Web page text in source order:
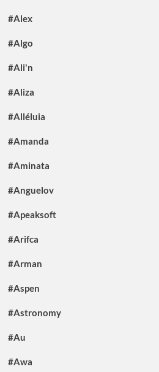
#Alex
#Algo
#Ali'n
#Aliza
#Alléluia
#Amanda
#Aminata
#Anguelov
#Apeaksoft
#Arifca
#Arman
#Aspen
#Astronomy
#Au
#Awa